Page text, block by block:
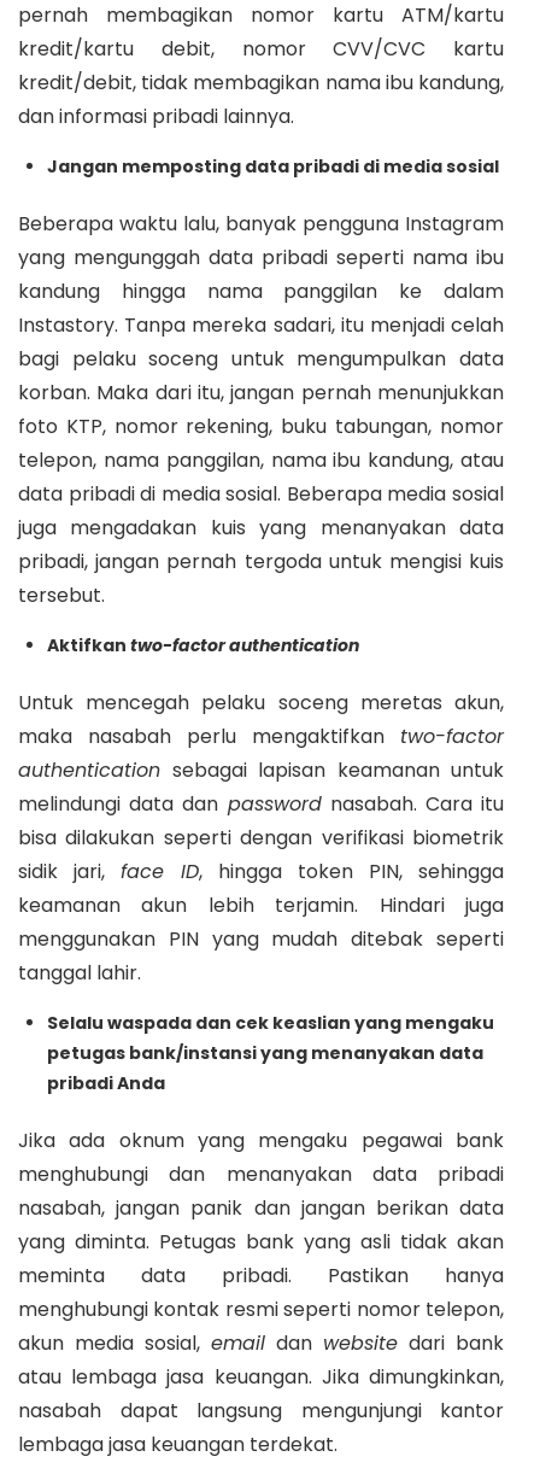
pernah membagikan nomor kartu ATM/kartu
kredit/kartu debit, nomor CVV/CVC kartu
kredit/debit, tidak membagikan nama ibu kandung,
dan informasi pribadi lainnya.
Jangan memposting data pribadi di media sosial
Beberapa waktu lalu, banyak pengguna Instagram
yang mengunggah data pribadi seperti nama ibu
kandung hingga nama panggilan ke dalam
Instastory. Tanpa mereka sadari, itu menjadi celah
bagi pelaku soceng untuk mengumpulkan data
korban. Maka dari itu, jangan pernah menunjukkan
foto KTP, nomor rekening, buku tabungan, nomor
telepon, nama panggilan, nama ibu kandung, atau
data pribadi di media sosial. Beberapa media sosial
juga mengadakan kuis yang menanyakan data
pribadi, jangan pernah tergoda untuk mengisi kuis
tersebut.
Aktifkan two-factor authentication
Untuk mencegah pelaku soceng meretas akun,
maka nasabah perlu mengaktifkan two-factor
authentication sebagai lapisan keamanan untuk
melindungi data dan passwordnasabah. Cara itu
bisa dilakukan seperti dengan verifikasi biometrik
sidik jari, face ID, hingga token PIN, sehingga
keamanan akun lebih terjamin. Hindari juga
menggunakan PIN yang mudah ditebak seperti
tanggal lahir.
Selalu waspada dan cek keaslian yang mengaku
petugas bank/instansi yang menanyakan data
pribadi Anda
Jika ada oknum yang mengaku pegawai bank
menghubungi dan menanyakan data pribadi
nasabah, jangan panik dan jangan berikan data
yang diminta. Petugas bank yang asli tidak akan
meminta data pribadi. Pastikan hanya
menghubungi kontak resmi seperti nomor telepon,
akun media sosial, email dan website dari bank
atau lembaga jasa keuangan. Jika dimungkinkan,
nasabah dapat langsung mengunjungi kantor
lembaga jasa keuangan terdekat.